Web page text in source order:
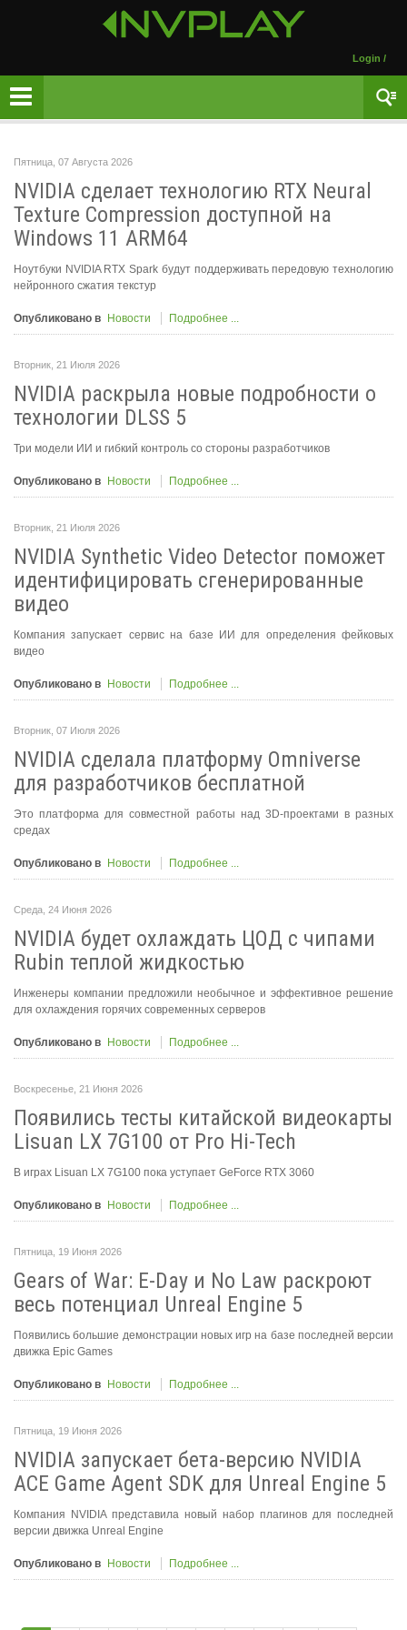
Login /
Пятница, 07 Августа 2026
NVIDIA сделает технологию RTX Neural
Texture Compression доступной на
Windows 11 ARM64
Ноутбуки NVIDIA RTX Spark будут поддерживать передовую технологию
нейронного сжатия текстур
Опубликовано в Новости Подробнее ...
Вторник, 21 Июля 2026
NVIDIA раскрыла новые подробности о
технологии DLSS 5
Три модели ИИ и гибкий контроль со стороны разработчиков
Опубликовано в Новости Подробнее ...
Вторник, 21 Июля 2026
NVIDIA Synthetic Video Detector поможет
идентифицировать сгенерированные
видео
Компания запускает сервис на базе ИИ для определения фейковых
видео
Опубликовано в Новости Подробнее ...
Вторник, 07 Июля 2026
NVIDIA сделала платформу Omniverse
для разработчиков бесплатной
Это платформа для совместной работы над 3D-проектами в разных
средах
Опубликовано в Новости Подробнее ...
Среда, 24 Июня 2026
NVIDIA будет охлаждать ЦОД с чипами
Rubin теплой жидкостью
Инженеры компании предложили необычное и эффективное решение
для охлаждения горячих современных серверов
Опубликовано в Новости Подробнее ...
Воскресенье, 21 Июня 2026
Появились тесты китайской видеокарты
Lisuan LX 7G100 от Pro Hi-Tech
В играх Lisuan LX 7G100 пока уступает GeForce RTX 3060
Опубликовано в Новости Подробнее ...
Пятница, 19 Июня 2026
Gears of War: E-Day и No Law раскроют
весь потенциал Unreal Engine 5
Появились большие демонстрации новых игр на базе последней версии
движка Epic Games
Опубликовано в Новости Подробнее ...
Пятница, 19 Июня 2026
NVIDIA запускает бета-версию NVIDIA
ACE Game Agent SDK для Unreal Engine 5
Компания NVIDIA представила новый набор плагинов для последней
версии движка Unreal Engine
Опубликовано в Новости Подробнее ...